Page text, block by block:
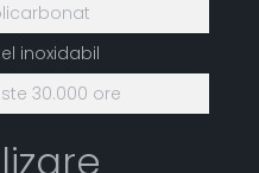
inoxidabil
30.000 ore